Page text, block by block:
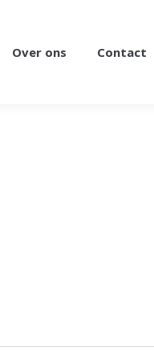
Over ons Contact